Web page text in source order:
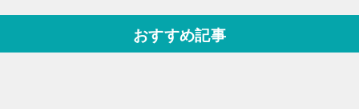
ビ
おすすめ記事